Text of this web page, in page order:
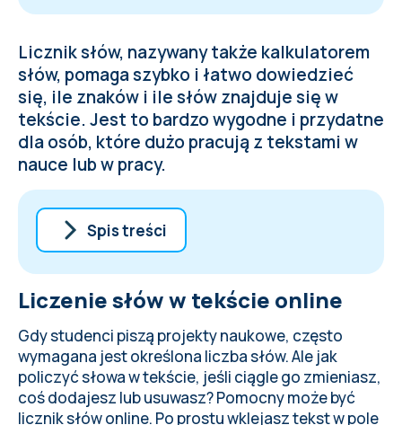
Licznik słów, nazywany także kalkulatorem
słów, pomaga szybko i łatwo dowiedzieć
się, ile znaków i ile słów znajduje się w
tekście. Jest to bardzo wygodne i przydatne
dla osób, które dużo pracują z tekstami w
nauce lub w pracy.
Spis treści
Liczenie słów w tekście online
Jak policzyć słowa w Google Docs
Jakie narzędzie wybrać do liczenia słów i
znaków
Liczenie słów w tekście online
Gdy studenci piszą projekty naukowe, często
wymagana jest określona liczba słów. Ale jak
policzyć słowa w tekście, jeśli ciągle go zmieniasz,
coś dodajesz lub usuwasz? Pomocny może być
licznik słów online. Po prostu wklejasz tekst w pole